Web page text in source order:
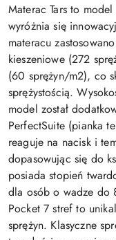
Materac Tars to
wyróżnia się
materacu
kieszeniowe (272
(60 sprężyn/m2), co
sprężystością.
model został
PerfectSuite (pianka
reaguje na nacisk i
dopasowując się do
posiada stopień
dla osób o wadze do
Pocket 7 stref to
sprężyn. Klasyczne